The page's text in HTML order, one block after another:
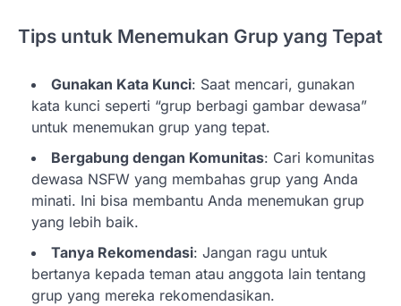
Tips untuk Menemukan Grup yang Tepat
Gunakan Kata Kunci: Saat mencari, gunakan
kata kunci seperti “grup berbagi gambar dewasa”
untuk menemukan grup yang tepat.
Bergabung dengan Komunitas: Cari komunitas
dewasa NSFW yang membahas grup yang Anda
minati. Ini bisa membantu Anda menemukan grup
yang lebih baik.
Tanya Rekomendasi: Jangan ragu untuk
bertanya kepada teman atau anggota lain tentang
grup yang mereka rekomendasikan.